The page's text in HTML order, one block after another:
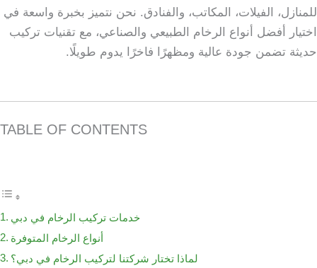
للمنازل، الفيلات، المكاتب، والفنادق. نحن نتميز بخبرة واسعة في
اختيار أفضل أنواع الرخام الطبيعي والصناعي، مع تقنيات تركيب
حديثة تضمن جودة عالية ومظهرًا فاخرًا يدوم طويلًا.
TABLE OF CONTENTS
خدمات تركيب الرخام في دبي
أنواع الرخام المتوفرة
لماذا تختار شركتنا لتركيب الرخام في دبي؟